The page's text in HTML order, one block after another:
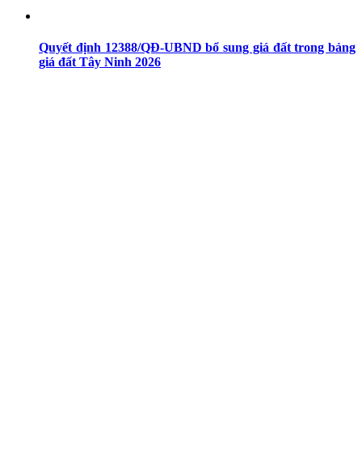
Quyết định 12388/QĐ-UBND bổ sung giá đất trong bảng
giá đất Tây Ninh 2026